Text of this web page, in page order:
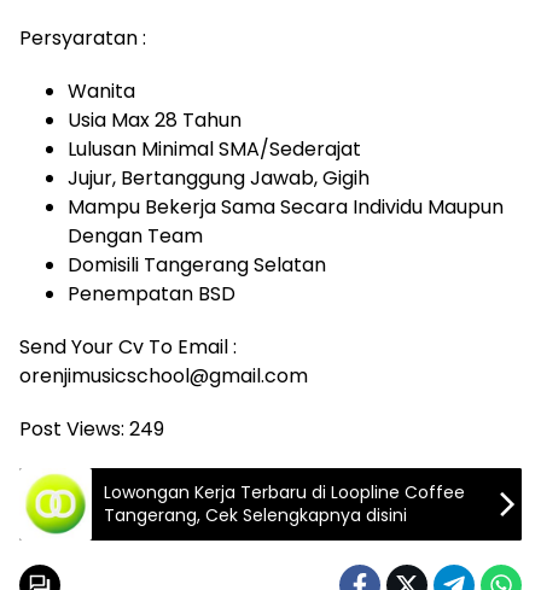
Persyaratan :
Wanita
Usia Max 28 Tahun
Lulusan Minimal SMA/Sederajat
Jujur, Bertanggung Jawab, Gigih
Mampu Bekerja Sama Secara Individu Maupun
Dengan Team
Domisili Tangerang Selatan
Penempatan BSD
Send Your Cv To Email :
orenjimusicschool@gmail.com
Post Views: 249
Lowongan Kerja Terbaru di Loopline Coffee
Tangerang, Cek Selengkapnya disini